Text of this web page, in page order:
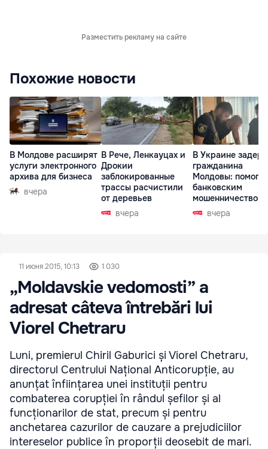
Разместить рекламу на сайте
Похожие новости
В Молдове расширят
услуги электронного
архива для бизнеса
вчера
В Рече, Ленкауцах и
Дрокии
заблокированные
трассы расчистили
от деревьев
вчера
В Украине
гражданина
Молдовы:
банковским
мошенничеством
Чехиивчера
11 июня 2015, 10:13 1 030
„Moldavskie vedomosti” a
adresat câteva întrebări lui
Viorel Chetraru
Luni, premierul Chiril Gaburici și Viorel Chetraru,
directorul Centrului Național Anticorupție, au
anunțat înființarea unei instituții pentru
combaterea corupției în rândul șefilor și al
funcționarilor de stat, precum și pentru
anchetarea cazurilor de cauzare a prejudiciilor
intereselor publice în proporții deosebit de mari.